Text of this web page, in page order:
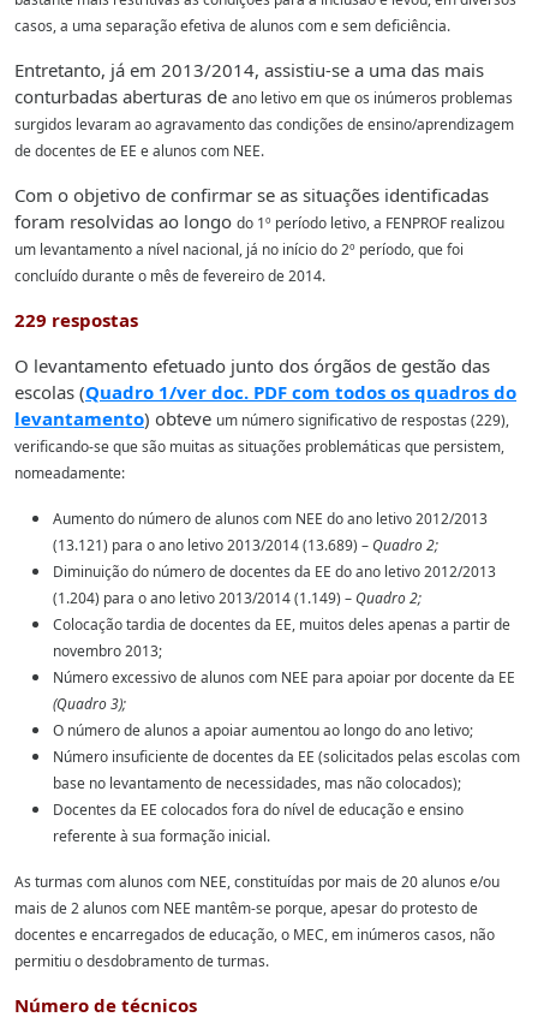
casos, a uma separação efetiva de alunos com e sem deficiência.
Entretanto, já em 2013/2014, assistiu-se a uma das mais
conturbadas aberturas de ano letivo em que os inúmeros problemas
surgidos levaram ao agravamento das condições de ensino/aprendizagem
de docentes de EE e alunos com NEE.
Com o objetivo de confirmar se as situações identificadas
foram resolvidas ao longo do 1º período letivo, a FENPROF realizou
um levantamento a nível nacional, já no início do2º período, que foi
concluído durante o mês de fevereiro de 2014.
229 respostas
O levantamento efetuado junto dos órgãos de gestão das
escolas (Quadro 1/ver doc. PDF com todos os quadros do
levantamento) obteve um número significativo de respostas (229),
verificando-se que são muitas as situações problemáticas que persistem,
nomeadamente:
Aumento do número de alunos com NEE do ano letivo 2012/2013
(13.121) para oano letivo 2013/2014 (13.689) –Quadro 2;
Diminuição do número de docentes da EE do ano letivo 2012/2013
(1.204) para oano letivo 2013/2014 (1.149) –Quadro 2;
Colocação tardia de docentes da EE, muitos deles apenas a partir de
novembro2013;
Número excessivo de alunos com NEE para apoiar por docente da EE
(Quadro 3);
O número de alunos a apoiar aumentou ao longo do ano letivo;
Número insuficiente de docentes da EE (solicitados pelas escolas com
base no levantamento de necessidades, mas não colocados);
Docentes da EE colocados fora do nível de educação e ensino
referente à sua formação inicial.
As turmas com alunos com NEE, constituídas por mais de 20 alunos e/ou
mais de 2alunos com NEE mantêm-se porque, apesar do protesto de
docentes e encarregados deeducação, o MEC, em inúmeros casos, não
permitiu o desdobramento de turmas.
Número de técnicos